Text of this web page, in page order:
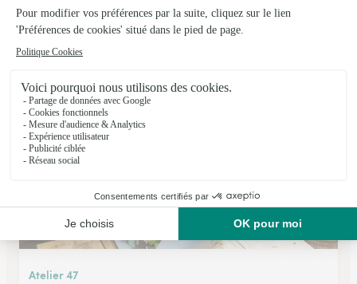
La Roseraie
Albert
Voir la boutique
Atelier 47